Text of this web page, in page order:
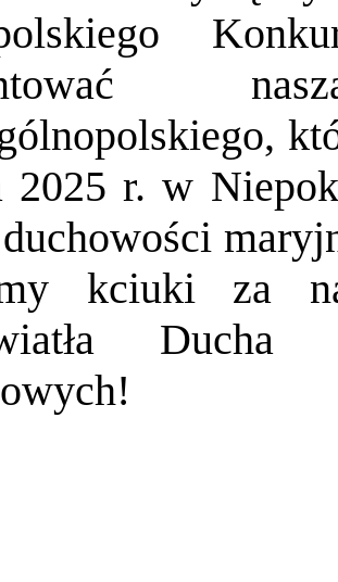
2025 r. w
kciuki za
Ducha